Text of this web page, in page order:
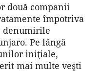
două companii
împotriva
denumirile
Pe lângă
iniţiale,
mai multe veşti